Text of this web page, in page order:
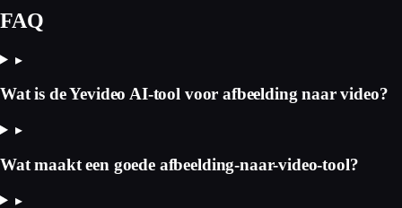
FAQ
▸
Wat is de Yevideo AI-tool voor afbeelding naar video?
▸
Wat maakt een goede afbeelding-naar-video-tool?
▸